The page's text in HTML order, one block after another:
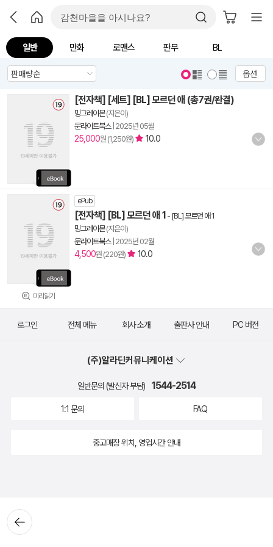
일반 만화 로맨스 판무 BL
옵션
[전자책] [세트] [BL] 모르던 애 (총7권/완결)
밍그레이몬(지은이)
문라이트북스| 2025년 05월
25,000원 (1,250원) 10.0
미리읽기
ePub
[전자책] [BL] 모르던 애 1 - [BL] 모르던 애 1
밍그레이몬(지은이)
문라이트북스| 2025년 02월
4,500원 (220원) 10.0
뒤로가
기
로그인 전체 메뉴 회사 소개 출판사 안내 PC 버전
(주)알라딘커뮤니케이션
일반문의 (발신자 부담) 1544-2514
1:1 문의 FAQ
중고매장 위치, 영업시간 안내